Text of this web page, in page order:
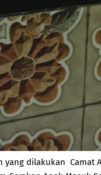
dilakukan Camat